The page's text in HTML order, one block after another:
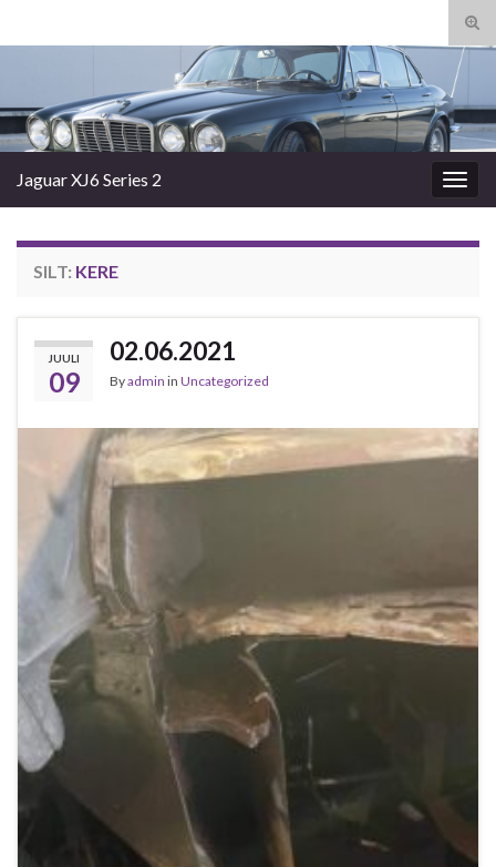
Search for:
Jaguar XJ6 Series 2
SILT: KERE
JUULI
09
02.06.2021
Byadmin in Uncategorized